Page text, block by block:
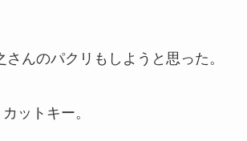
んのパクリもしようと思った。
ットキー。